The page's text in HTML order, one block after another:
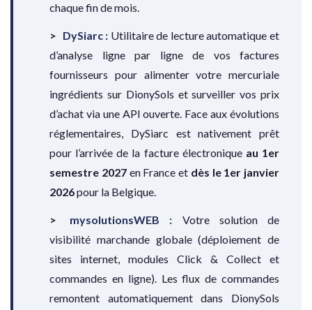
chaque fin de mois.
DySiarc : Utilitaire de lecture automatique et
d’analyse ligne par ligne de vos factures
fournisseurs pour alimenter votre mercuriale
ingrédients sur DionySols et surveiller vos prix
d’achat via une API ouverte. Face aux évolutions
réglementaires, DySiarc est nativement prêt
pour l’arrivée de la facture électronique au 1er
semestre 2027en France et dès le 1er janvier
2026pour la Belgique.
mysolutionsWEB : Votre solution de
visibilité marchande globale (déploiement de
sites internet, modules Click & Collect et
commandes en ligne). Les flux de commandes
remontent automatiquement dans DionySols